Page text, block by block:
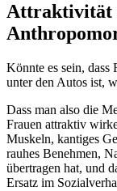
Attraktivität
Könnte es sein,
unter den Autos ist,
Dass man also die
Frauen attraktiv
Muskeln, kantiges
rauhes Benehmen,
übertragen hat, und
Ersatz im